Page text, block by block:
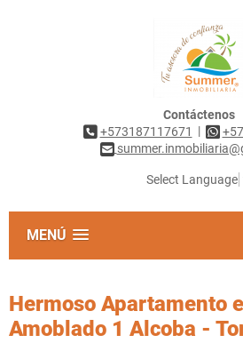
Contáctenos
+573187117671
|
Select Language
MENÚ
Hermoso Apartamento
Amoblado 1 Alcoba -